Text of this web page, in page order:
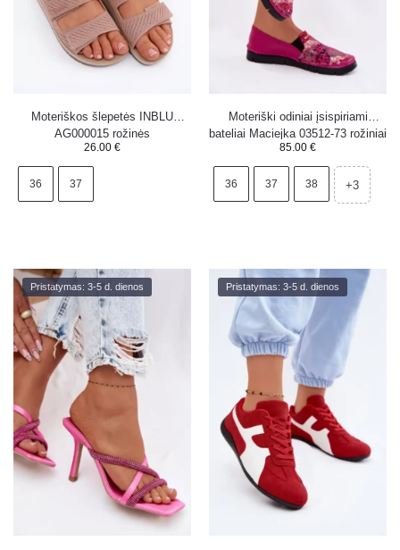
Moteriškos šlepetės INBLU
AG000015 rožinės
26.00 €
36 37
Moteriški odiniai įsispiriami
bateliai Maciejka 03512-73 rožiniai
85.00 €
36 37 38 +3
Pristatymas: 3-5 d. dienos Pristatymas: 3-5 d. dienos